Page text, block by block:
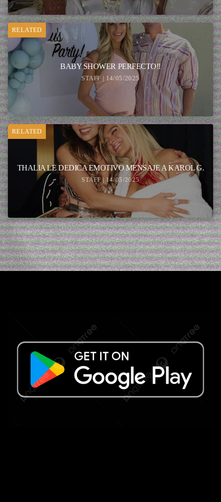
RELATED
BABY SHOWER PERFECTO!!
STAFF | 14/05/2025
RELATED
THALIA LE DEDICA EMOTIVO MENSAJE A KAROL G.
STAFF | 14/05/2025